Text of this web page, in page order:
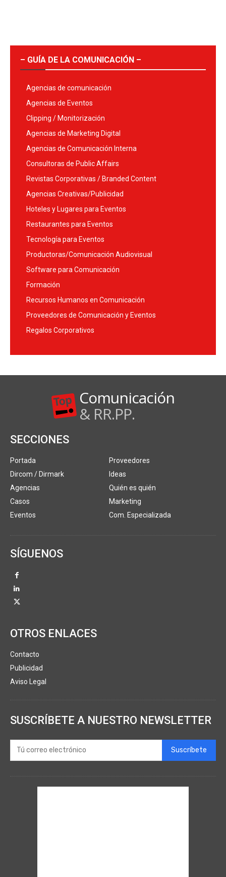
– GUÍA DE LA COMUNICACIÓN –
Agencias de comunicación
Agencias de Eventos
Clipping / Monitorización
Agencias de Marketing Digital
Agencias de Comunicación Interna
Consultoras de Public Affairs
Revistas Corporativas / Branded Content
Agencias Creativas/Publicidad
Hoteles y Lugares para Eventos
Restaurantes para Eventos
Tecnología para Eventos
Productoras/Comunicación Audiovisual
Software para Comunicación
Formación
Recursos Humanos en Comunicación
Proveedores de Comunicación y Eventos
Regalos Corporativos
Comunicación
& RR.PP.
SECCIONES
Portada
Dircom / Dirmark
Agencias
Casos
Eventos
Proveedores
Ideas
Quién es quién
Marketing
Com. Especializada
SÍGUENOS
OTROS ENLACES
Contacto
Publicidad
Aviso Legal
SUSCRÍBETE A NUESTRO NEWSLETTER
Suscríbete